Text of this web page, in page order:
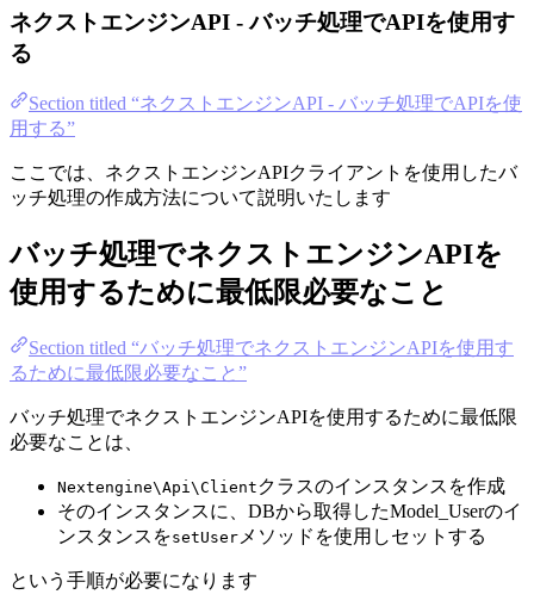
ネクストエンジンAPI - バッチ処理でAPIを使用す
る
Section titled “ネクストエンジンAPI - バッチ処理でAPIを使
用する”
ここでは、ネクストエンジンAPIクライアントを使用したバ
ッチ処理の作成方法について説明いたします
バッチ処理でネクストエンジンAPIを
使用するために最低限必要なこと
Section titled “バッチ処理でネクストエンジンAPIを使用す
るために最低限必要なこと”
バッチ処理でネクストエンジンAPIを使用するために最低限
必要なことは、
Nextengine\Api\Client クラスのインスタンスを作成
そのインスタンスに、DBから取得したModel_Userのイ
ンスタンスをsetUser メソッドを使用しセットする
という手順が必要になります